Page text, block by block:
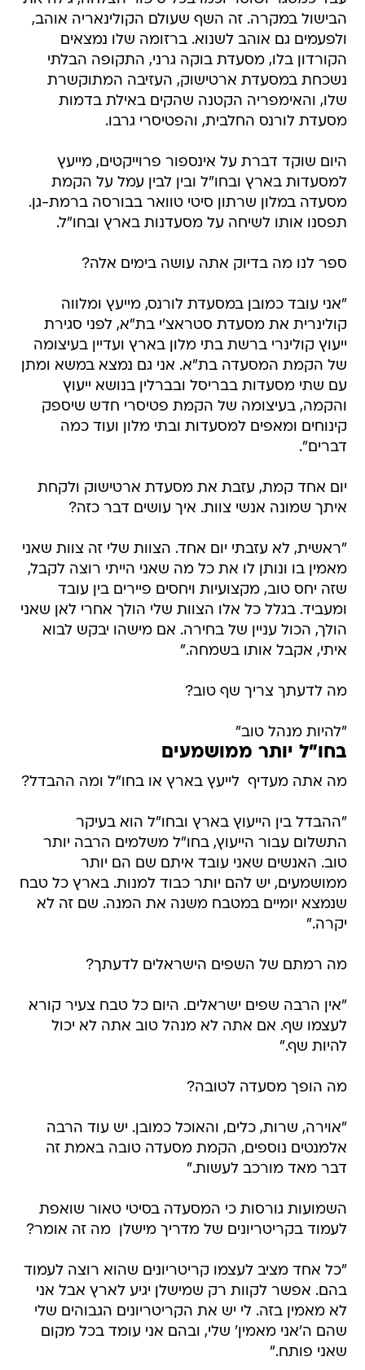
הבישול במקרה. זה השף שעולם הקולינאריה אוהב,
ולפעמים גם אוהב לשנוא. ברזומה שלו נמצאים
הקורדון בלו, מסעדת בוקה גרני, התקופה הבלתי
נשכחת במסעדת ארטישוק, העזיבה המתוקשרת
שלו, והאימפריה הקטנה שהקים באילת בדמות
מסעדת לורנס החלבית, והפטיסרי גרבו.
היום שוקד דברת על אינספור פרוייקטים, מייעץ
למסעדות בארץ ובחו"ל ובין לבין עמל על הקמת
מסעדה במלון שרתון סיטי טוואר בבורסה ברמת-גן.
תפסנו אותו לשיחה על מסעדנות בארץ ובחו"ל.
ספר לנו מה בדיוק אתה עושה בימים אלה?
"אני עובד כמובן במסעדת לורנס, מייעץ ומלווה
קולינרית את מסעדת סטראצ'י בת"א, לפני סגירת
ייעוץ קולינרי ברשת בתי מלון בארץ ועדיין בעיצומה
של הקמת המסעדה בת"א. אני גם נמצא במשא ומתן
עם שתי מסעדות בבריסל ובברלין בנושא ייעוץ
והקמה, בעיצומה של הקמת פטיסרי חדש שיספק
קינוחים ומאפים למסעדות ובתי מלון ועוד כמה
דברים".
יום אחד קמת, עזבת את מסעדת ארטישוק ולקחת
איתך שמונה אנשי צוות. איך עושים דבר כזה?
"ראשית, לא עזבתי יום אחד. הצוות שלי זה צוות שאני
מאמין בו ונותן לו את כל מה שאני הייתי רוצה לקבל,
שזה יחס טוב, מקצועיות ויחסים פיירים בין עובד
ומעביד. בגלל כל אלו הצוות שלי הולך אחרי לאן שאני
הולך, הכול עניין של בחירה. אם מישהו יבקש לבוא
איתי, אקבל אותו בשמחה."
מה לדעתך צריך שף טוב?
"להיות מנהל טוב"
בחו"ל יותר ממושמעים
מה אתה מעדיף  לייעץ בארץ או בחו"ל ומה ההבדל?
"ההבדל בין הייעוץ בארץ ובחו"ל הוא בעיקר
התשלום עבור הייעוץ, בחו"ל משלמים הרבה יותר
טוב. האנשים שאני עובד איתם שם הם יותר
ממושמעים, יש להם יותר כבוד למנות. בארץ כל טבח
שנמצא יומיים במטבח משנה את המנה. שם זה לא
יקרה."
מה רמתם של השפים הישראלים לדעתך?
"אין הרבה שפים ישראלים. היום כל טבח צעיר קורא
לעצמו שף. אם אתה לא מנהל טוב אתה לא יכול
להיות שף."
מה הופך מסעדה לטובה?
"אוירה, שרות, כלים, והאוכל כמובן. יש עוד הרבה
אלמנטים נוספים, הקמת מסעדה טובה באמת זה
דבר מאד מורכב לעשות."
השמועות גורסות כי המסעדה בסיטי טאור שואפת
לעמוד בקריטריונים של מדריך מישלן  מה זה אומר?
"כל אחד מציב לעצמו קריטריונים שהוא רוצה לעמוד
בהם. אפשר לקוות רק שמישלן יגיע לארץ אבל אני
לא מאמין בזה. לי יש את הקריטריונים הגבוהים שלי
שהם ה'אני מאמין' שלי, ובהם אני עומד בכל מקום
שאני פותח."